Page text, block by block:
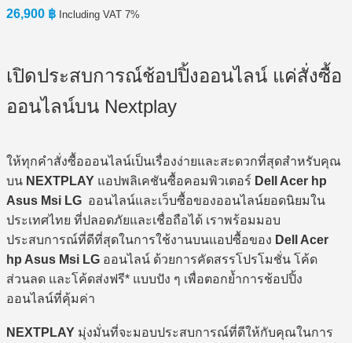
26,900 ฿ Including VAT 7%
เปิดประสบการณ์ช้อปปิ้งออนไลน์ แค่สั่งซื้อ
ออนไลน์บน Nextplay
ให้ทุกคำสั่งซื้อออนไลน์เป็นเรื่องง่ายและสะดวกที่สุดสำหรับคุณ
บน NEXTPLAY แอปพลิเคชันซื้อคอมพิวเตอร์ Dell Acer hp
Asus Msi LG ออนไลน์และเว็บซื้อของออนไลน์ยอดนิยมใน
ประเทศไทย ที่ปลอดภัยและเชื่อถือได้ เราพร้อมมอบ
ประสบการณ์ที่ดีที่สุดในการใช้งานบนแอปซื้อของ Dell Acer
hp Asus Msi LG ออนไลน์ ด้วยการคัดสรรโปรโมชั่น โค้ด
ส่วนลด และโค้ดส่งฟรี* แบบปัง ๆ เพื่อตอกย้ำการช้อปปิ้ง
ออนไลน์ที่คุ้มค่า
NEXTPLAY มุ่งมั่นที่จะมอบประสบการณ์ที่ดีให้กับคุณในการ